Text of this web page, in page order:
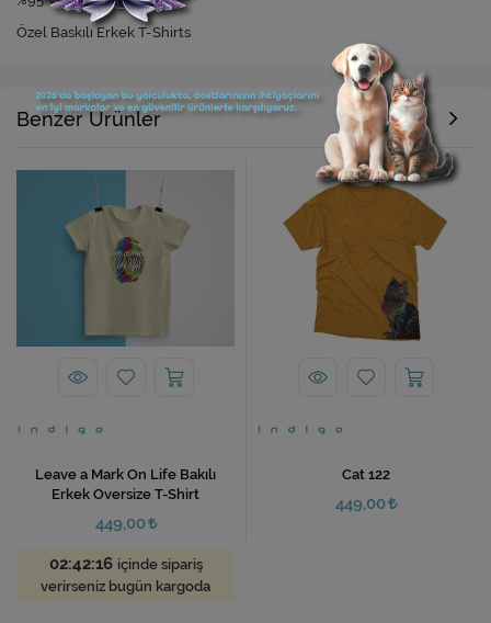
Özel Baskılı Erkek T-Shirts
Benzer Ürünler
Leave a Mark On Life Bakılı
Erkek Oversize T-Shirt
449,00
02:42:16 içinde sipariş
verirseniz bugün kargoda
Cat 122
449,00